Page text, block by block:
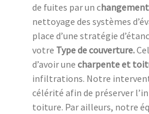
de fuites par un c
nettoyage des systèmes
place d’une stratégie
votre Type de couverture.
d’avoir une charpente et
infiltrations. Notre
célérité afin de préserver
toiture. Par ailleurs, notre